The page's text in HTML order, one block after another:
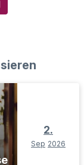
2.
Sep 2026